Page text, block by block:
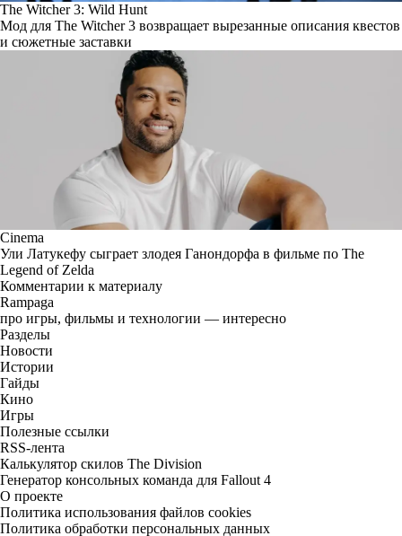
The Witcher 3: Wild Hunt
Мод для The Witcher 3 возвращает вырезанные описания квестов
и сюжетные заставки
Cinema
Ули Латукефу сыграет злодея Ганондорфа в фильме по The
Legend of Zelda
Комментарии к материалу
Rampaga
про игры, фильмы и технологии — интересно
Разделы
Новости
Истории
Гайды
Кино
Игры
Полезные ссылки
RSS-лента
Калькулятор скилов The Division
Генератор консольных команда для Fallout 4
О проекте
Политика использования файлов cookies
Политика обработки персональных данных